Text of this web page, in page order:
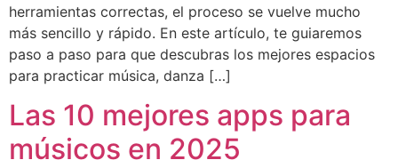
herramientas correctas, el proceso se vuelve mucho
más sencillo y rápido. En este artículo, te guiaremos
paso a paso para que descubras los mejores espacios
para practicar música, danza […]
Las 10 mejores apps para
músicos en 2025